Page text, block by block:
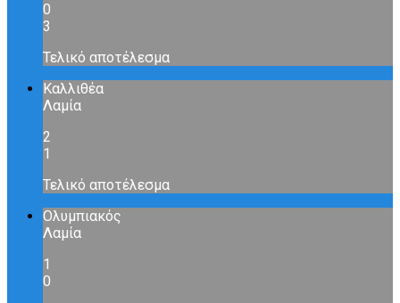
0
3
Τελικό αποτέλεσμα
Καλλιθέα
Λαμία
2
1
Τελικό αποτέλεσμα
Ολυμπιακός
Λαμία
1
0